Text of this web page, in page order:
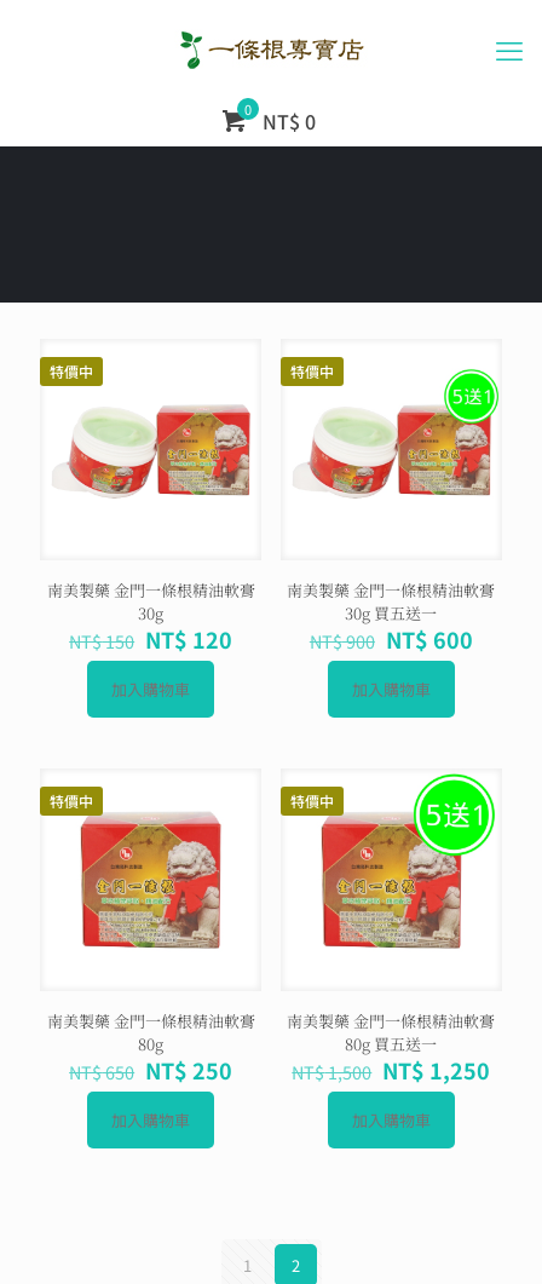
0 NT$ 0
特價中
南美製藥 金門一條根精油軟膏
30g
NT$150 原
始
價
格：
NT$ 120
加入購物車
特價中
南美製藥 金門一條根精油軟膏
30g 買五送一
NT$900 原
始
價
格：
NT$ 600目
加入購物車
特價中
南美製藥 金門一條根精油軟膏
80g
NT$650 原
始
價
格：
NT$250
加入購物車
特價中
南美製藥 金門一條根精油軟膏
80g 買五送一
NT$1,500 原
始
價
格：
NT$ 1,250
加入購物車
1 2